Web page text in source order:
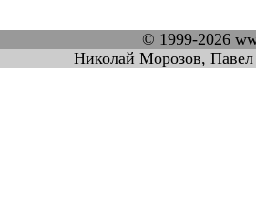
© 1999-2026
Николай Морозов,